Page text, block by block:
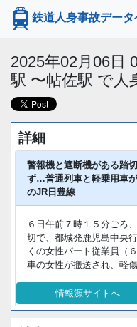
鉄道人身事故データ
2025年02月06日
駅 〜帖佐駅 で人
詳細
警報機と遮断機がある踏
ず…普通列車と軽乗用車
のJR日豊線
６日午前７時１５分ごろ
切で、都城発鹿児島中央
くの女性パート従業員（
車の女性が搬送され、軽
情報源サイトへ